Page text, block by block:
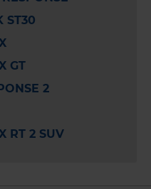
ST30
GT
2
RT 2 SUV